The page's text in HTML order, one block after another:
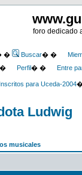
foro dedicado
� Buscar� �
�
Perfil� � Entre
Inscritos para Uceda-2004
Ludwig
musicales